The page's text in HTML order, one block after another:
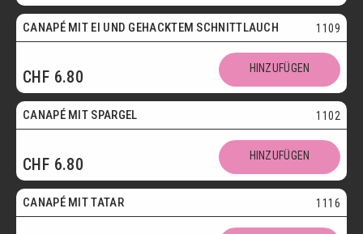
Vegetarisch
CANAPÉ MIT EI UND GEHACKTEM SCHNITTLAUCH 1109
CHF 6.80 HINZUFÜGEN
CANAPÉ MIT SPARGEL 1102
CHF 6.80 HINZUFÜGEN
CANAPÉ MIT TATAR 1116